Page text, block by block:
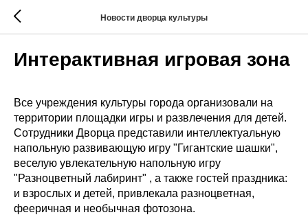
Новости дворца культуры
Интерактивная игровая зона
Все учреждения культуры города организовали на
территории площадки игры и развлечения для детей.
Сотрудники Дворца представили интеллектуальную
напольную развивающую игру "Гигантские шашки",
веселую увлекательную напольную игру
"Разноцветный лабиринт" , а также гостей праздника:
и взрослых и детей, привлекала разноцветная,
фееричная и необычная фотозона.